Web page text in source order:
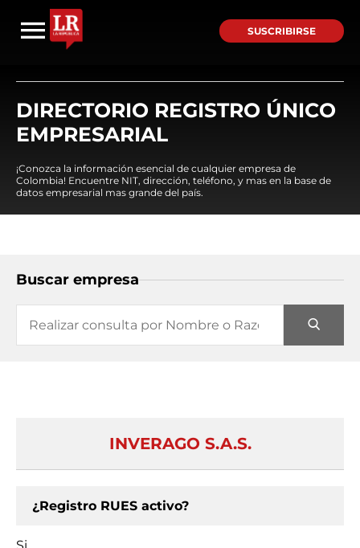
SUSCRIBIRSE
DIRECTORIO REGISTRO ÚNICO
EMPRESARIAL
¡Conozca la información esencial de cualquier empresa de
Colombia! Encuentre NIT, dirección, teléfono, y mas en la base de
datos empresarial mas grande del país.
Buscar empresa
INVERAGO S.A.S.
¿Registro RUES activo?